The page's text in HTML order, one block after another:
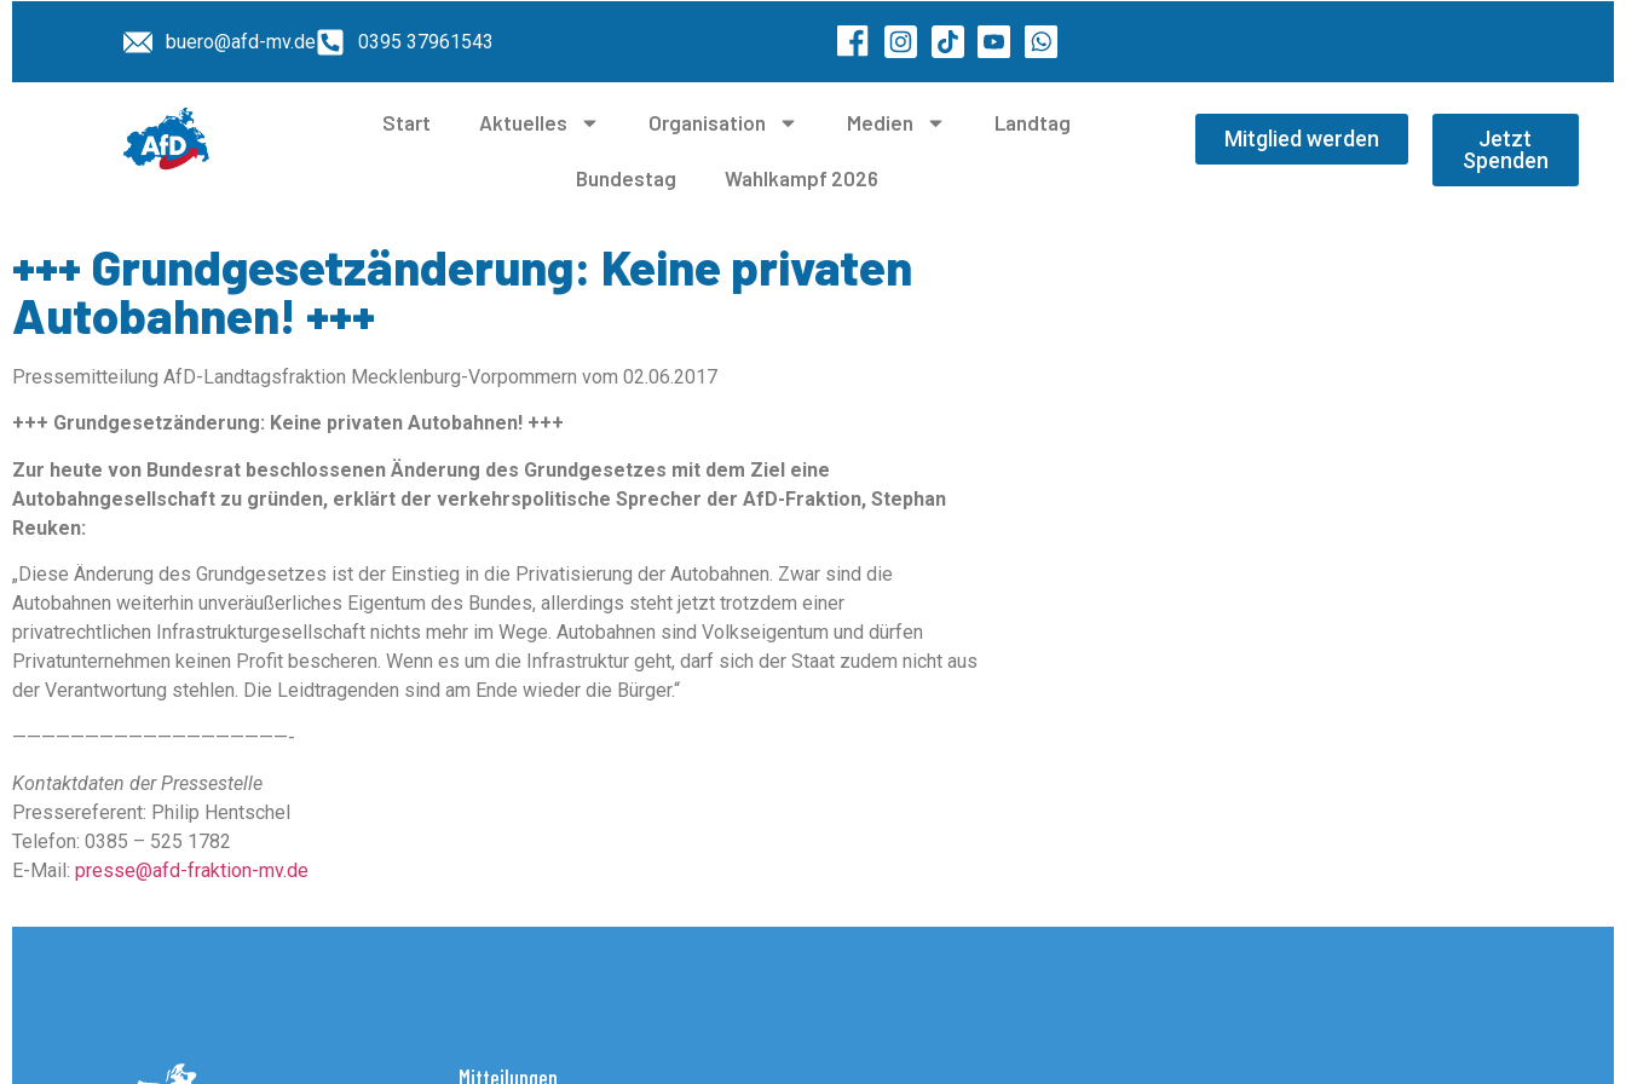
buero@afd-mv.de 0395 37961543
Start Aktuelles Organisation Medien Landtag
Bundestag Wahlkampf 2026
Mitglied werden
Jetzt
Spenden
+++ Grundgesetzänderung: Keine privaten
Autobahnen! +++
Pressemitteilung AfD-Landtagsfraktion Mecklenburg-Vorpommern vom 02.06.2017
+++ Grundgesetzänderung: Keine privaten Autobahnen! +++
Zur heute von Bundesrat beschlossenen Änderung des Grundgesetzes mit dem Ziel eine
Autobahngesellschaft zu gründen, erklärt der verkehrspolitische Sprecher der AfD-Fraktion, Stephan
Reuken:
„Diese Änderung des Grundgesetzes ist der Einstieg in die Privatisierung der Autobahnen. Zwar sind die
Autobahnen weiterhin unveräußerliches Eigentum des Bundes, allerdings steht jetzt trotzdem einer
privatrechtlichen Infrastrukturgesellschaft nichts mehr im Wege. Autobahnen sind Volkseigentum und dürfen
Privatunternehmen keinen Profit bescheren. Wenn es um die Infrastruktur geht, darf sich der Staat zudem nicht aus
der Verantwortung stehlen. Die Leidtragenden sind am Ende wieder die Bürger.“
———————————————————-
Kontaktdaten der Pressestelle
Pressereferent: Philip Hentschel
Telefon: 0385 – 525 1782
E-Mail: presse@afd-fraktion-mv.de
Mitteilungen